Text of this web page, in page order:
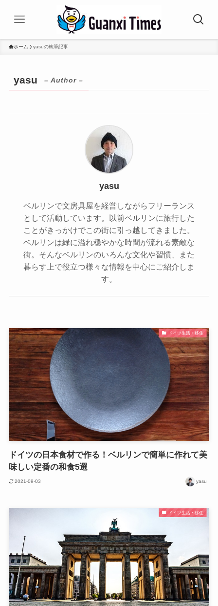
ホーム yasuの執筆記事
yasu – Author –
yasu
ベルリンで文房具屋を経営しながらフリーランス
として活動しています。以前ベルリンに旅行した
ことがきっかけでこの街に引っ越してきました。
ベルリンは緑に溢れ穏やかな時間が流れる素敵な
街。そんなベルリンのいろんな文化や習慣、また
暮らす上で役立つ様々な情報を中心にご紹介しま
す。
ドイツ生活・移住
ドイツの日本食材で作る！ベルリンで簡単に作れて美
味しい定番の和食5選
2021-09-03 yasu
ドイツ生活・移住